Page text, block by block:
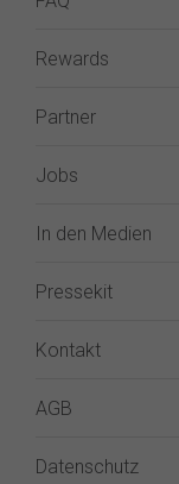
Rewards
Partner
Jobs
In den Medien
Pressekit
Kontakt
AGB
Datenschutz